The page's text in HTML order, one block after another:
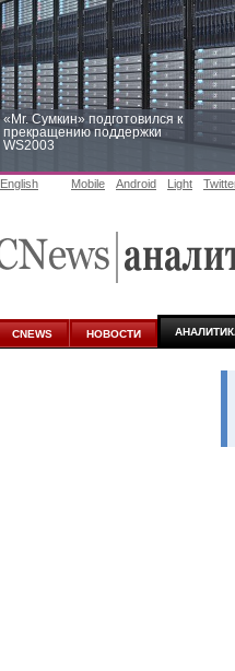
«Mr. Сумкин» подготовился к
прекращению поддержки
WS2003
аналитике
English Mobile Android Light
CNEWS НОВОСТИ